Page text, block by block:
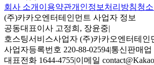
회사 소개 이용약관개인정보처리방침청
(주)카카오엔터테인먼트 사업자 정보
공동대표이사 고정희, 장윤중|
호스팅서비스사업자 (주)카카오엔터테인
사업자등록번호 220-88-02594|통신판매업
대표전화 1644-4755|이메일